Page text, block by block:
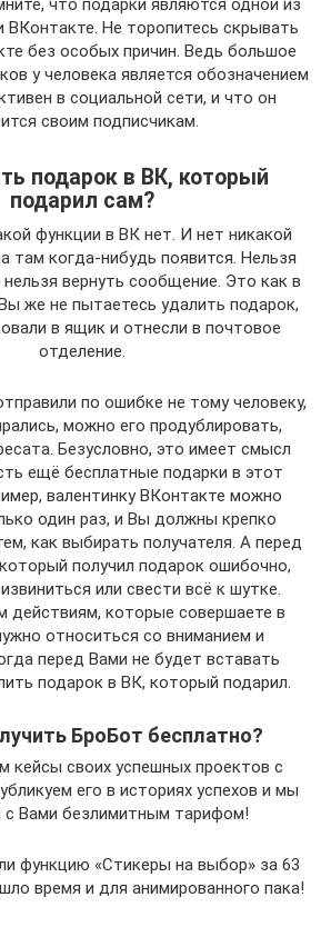
что подарки являются одной из
ВКонтакте. Не торопитесь скрывать
без особых причин. Ведь большое
у человека является обозначением
в социальной сети, и что он
своим подписчикам.
подарок в ВК, который
подарил сам?
функции в ВК нет. И нет никакой
там когда-нибудь появится. Нельзя
нельзя вернуть сообщение. Это как в
же не пытаетесь удалить подарок,
в ящик и отнесли в почтовое
отделение.
по ошибке не тому человеку,
можно его продублировать,
Безусловно, это имеет смысл
ещё бесплатные подарки в этот
валентинку ВКонтакте можно
один раз, и Вы должны крепко
как выбирать получателя. А перед
получил подарок ошибочно,
или свести всё к шутке.
действиям, которые совершаете в
относиться со вниманием и
перед Вами не будет вставать
подарок в ВК, который подарил.
БроБот бесплатно?
кейсы своих успешных проектов с
его в историях успехов и мы
с Вами безлимитным тарифом!
функцию «Стикеры на выбор» за 63
время и для анимированного пака!